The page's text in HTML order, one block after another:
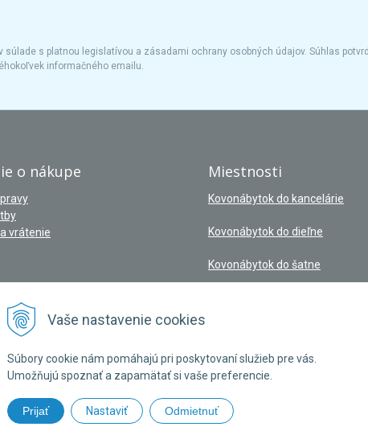
Vaše nastavenie cookies
Súbory cookie nám pomáhajú pri poskytovaní služieb pre vás.
Umožňujú spoznať a zapamätať si vaše preferencie.
Prijať Nastaviť Odmietnuť
s platnou legislatívou a zásadami ochrany osobných údajov. Súhlas
informačného emailu.
o nákupe
vrátenie
Miestnosti
Kovonábytok do kancelárie
Kovonábytok do dieľne
Kovonábytok do šatne